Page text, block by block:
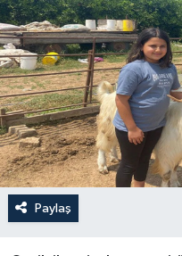
Paylaş
Haberler
KANALV Spor
Kültür Sanat
Magazin
Öğle Bülteni